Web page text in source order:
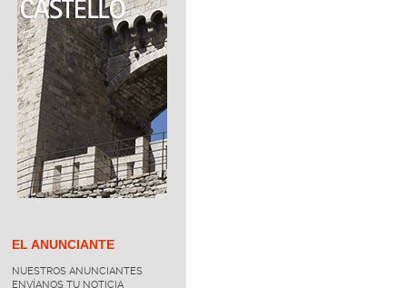
EL ANUNCIANTE
NUESTROS ANUNCIANTES
ENVÍANOS TU NOTICIA